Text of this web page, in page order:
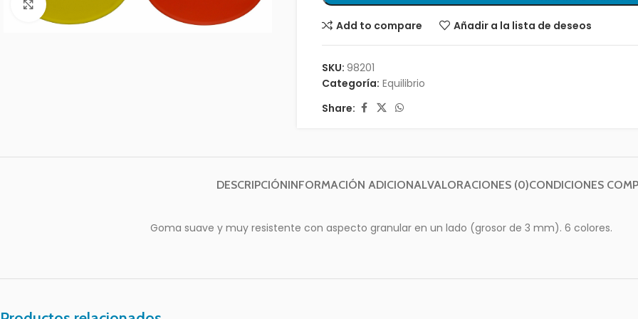
Clic para ampliar
Add to compare Añadir a la lista de deseos
SKU:98201
Categoría: Equilibrio
Share:
DESCRIPCIÓNINFORMACIÓN ADICIONALVALORACIONES (0)CONDICIONES
Goma suave y muy resistente con aspecto granular en un lado (grosor de 3 mm). 6 colores.